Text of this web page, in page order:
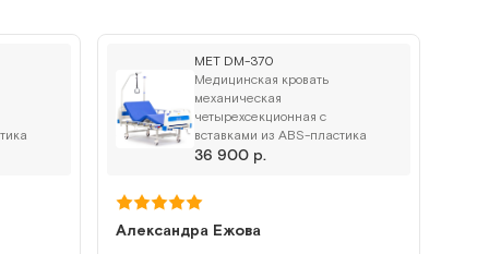
MET DM-370
Медицинская кровать
механическая
четырехсекционная с
вставками из ABS-пластика
36 900 р.
Александра Ежова